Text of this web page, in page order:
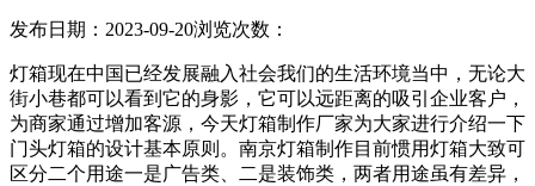
发布日期：2023-09-20浏览次数：
灯箱现在中国已经发展融入社会我们的生活环境当中，无论大
街小巷都可以看到它的身影，它可以远距离的吸引企业客户，
为商家通过增加客源，今天灯箱制作厂家为大家进行介绍一下
门头灯箱的设计基本原则。南京灯箱制作目前惯用灯箱大致可
区分二个用途一是广告类、二是装饰类，两者用途虽有差异，